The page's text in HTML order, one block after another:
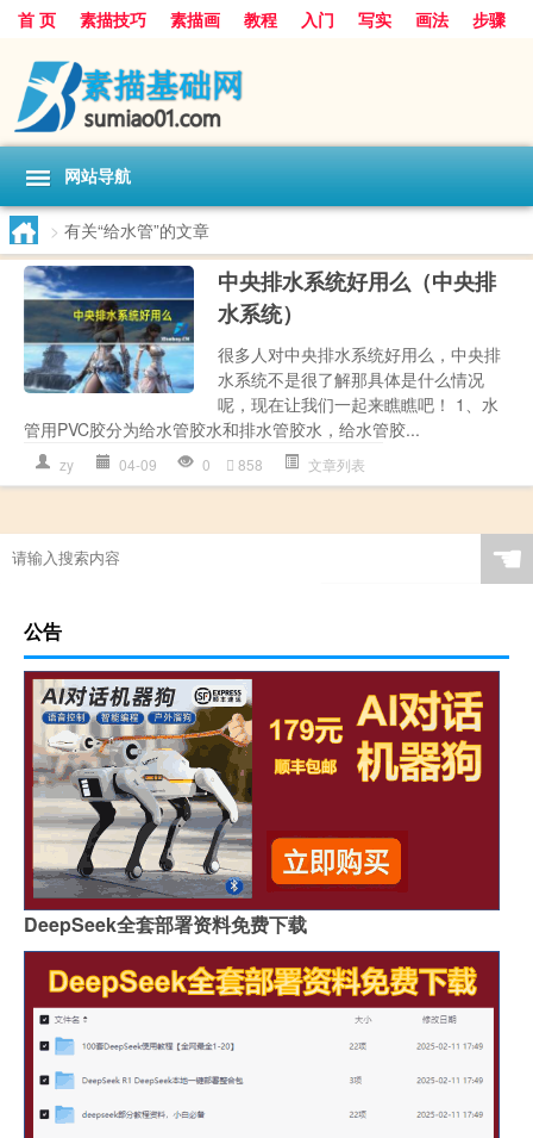
首 页 素描技巧 素描画 教程 入门 写实 画法
步骤
基础
超写实
网站导航
> 有关“给水管”的文章
中央排水系统好用么（中央排
水系统）
很多人对中央排水系统好用么，中央排
水系统不是很了解那具体是什么情况
呢，现在让我们一起来瞧瞧吧！ 1、水
管用PVC胶分为给水管胶水和排水管胶水，给水管胶...
zy 04-09 0 858 文章列表
☚
公告
DeepSeek全套部署资料免费下载